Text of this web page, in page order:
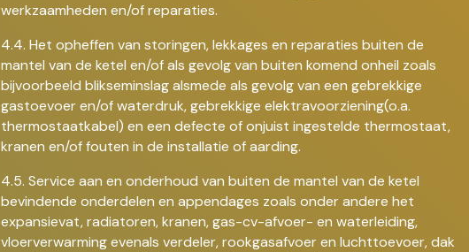
werkzaamheden en/of reparaties.
4.4. Het opheffen van storingen, lekkages en reparaties buiten de
mantel van de ketel en/of als gevolg van buiten komend onheil zoals
bijvoorbeeld blikseminslag alsmede als gevolg van een gebrekkige
gastoevoer en/of waterdruk, gebrekkige elektravoorziening(o.a.
thermostaatkabel) en een defecte of onjuist ingestelde thermostaat,
kranen en/of fouten in de installatie of aarding.
4.5. Service aan en onderhoud van buiten de mantel van de ketel
bevindende onderdelen en appendages zoals onder andere het
expansievat, radiatoren, kranen, gas-cv-afvoer- en waterleiding,
vloerverwarming evenals verdeler, rookgasafvoer en luchttoevoer, dak